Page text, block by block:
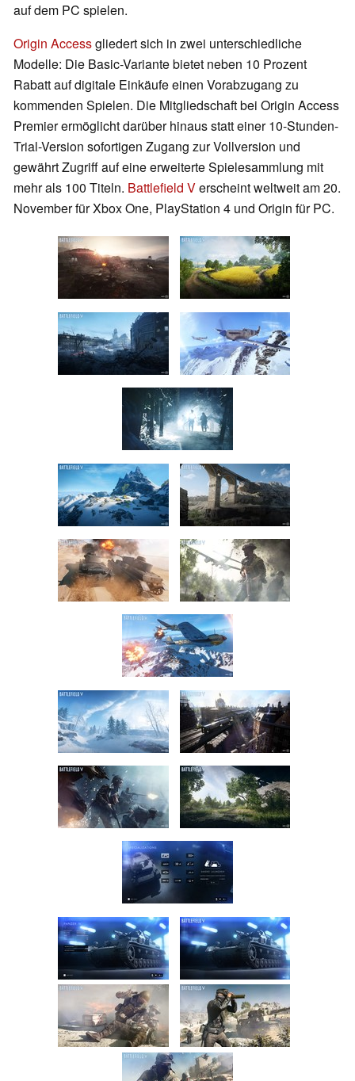
auf dem PC spielen.
Origin Accessgliedert sich in zwei unterschiedliche
Modelle: Die Basic-Variante bietet neben 10 Prozent
Rabatt auf digitale Einkäufe einen Vorabzugang zu
kommenden Spielen. Die Mitgliedschaft bei Origin Access
Premier ermöglicht darüber hinaus statt einer 10-Stunden-
Trial-Version sofortigen Zugang zur Vollversion und
gewährt Zugriff auf eine erweiterte Spielesammlung mit
mehr als 100 Titeln. Battlefield Verscheint weltweit am 20.
November für Xbox One, PlayStation 4 und Origin für PC.